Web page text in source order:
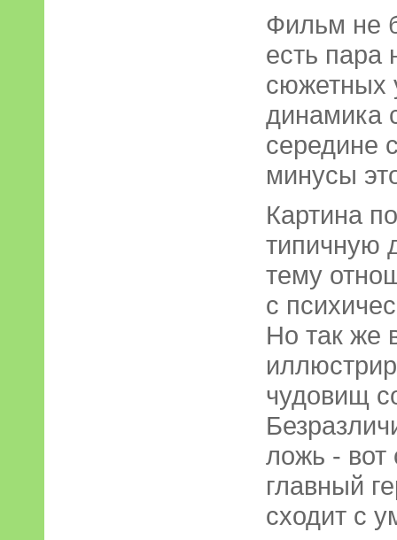
Фильм не
есть пара
сюжетных
динамика
середине
минусы
Картина
типичную
тему
с
Но так же
чудовищ
ложь - вот
главный
сходит с